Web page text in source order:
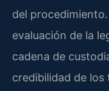
del
evaluación de la
cadena de
credibilidad de